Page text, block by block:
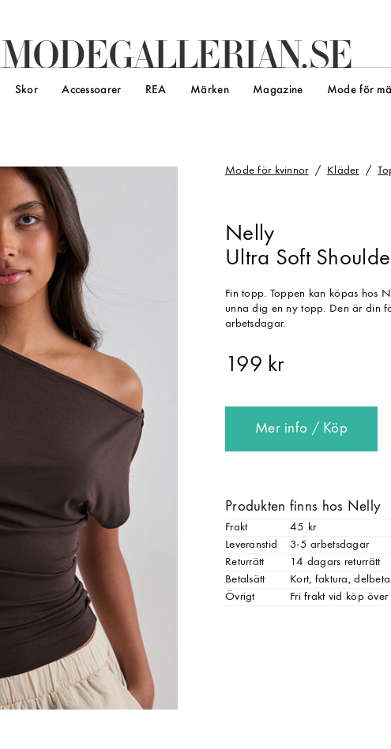
MODEGALLERIAN.SE
Skor Accessoarer REA Märken Magazine Mode för
Mode för kvinnor Kläder
Nelly
Ultra Soft
Fin topp. Toppen kan köpas hos
unna dig en ny topp. Den är din
arbetsdagar.
199 kr
Mer info / Köp
Produkten finns hos Nelly
Frakt
45 kr
Leveranstid
3-5 arbetsdagar
Returrätt
14 dagars returrätt
Betalsätt
Kort, faktura,
Övrigt
Fri frakt vid köp